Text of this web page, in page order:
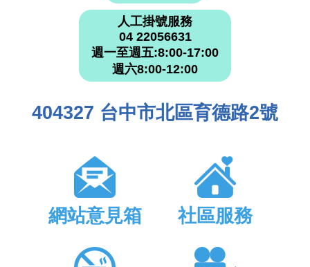
人工掛號服務
04 22056631
週一至週五:8:00-17:00
週六8:00-12:00
404327 台中市北區育德路2號
網站意見箱 社區服務